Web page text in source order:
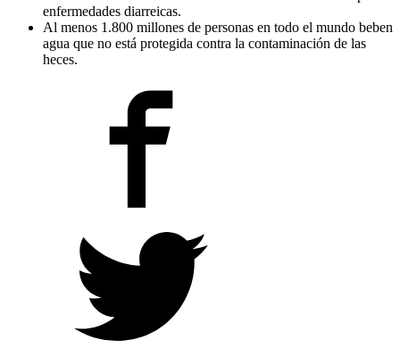
enfermedades diarreicas.
Al menos 1.800 millones de personas en todo el mundo beben
agua que no está protegida contra la contaminación de las
heces.